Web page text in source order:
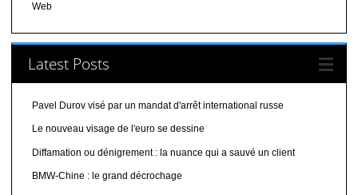
Web
Latest Posts
Pavel Durov visé par un mandat d'arrêt international russe
Le nouveau visage de l'euro se dessine
Diffamation ou dénigrement : la nuance qui a sauvé un client
BMW-Chine : le grand décrochage